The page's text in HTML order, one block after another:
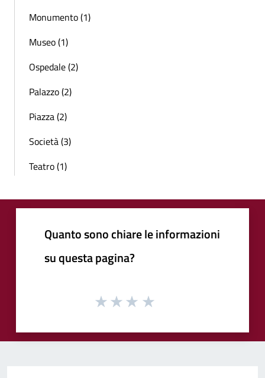
Monumento (1)
Museo (1)
Ospedale (2)
Palazzo (2)
Piazza (2)
Società (3)
Teatro (1)
Quanto sono chiare le informazioni
su questa pagina?